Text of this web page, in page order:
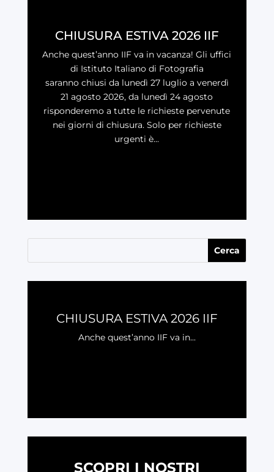
CHIUSURA ESTIVA 2026 IIF
Anche quest’anno IIF va in vacanza! Gli uffici
di Istituto Italiano di Fotografia
saranno chiusi da lunedì 27 luglio a venerdì
21 agosto 2026, da lunedì 24 agosto
risponderemo a tutte le richieste pervenute
nei giorni di chiusura. Solo per richieste
urgenti è...
CHIUSURA ESTIVA 2026 IIF
Anche quest’anno IIF va in...
SCOPRI I NOSTRI